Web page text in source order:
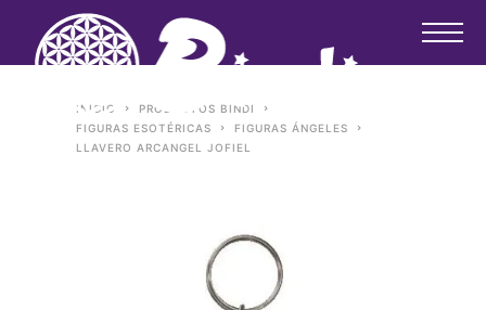
INICIO
PRODUCTOS BINDI
FIGURAS ESOTÉRICAS
FIGURAS ÁNGELES
LLAVERO ARCANGEL JOFIEL